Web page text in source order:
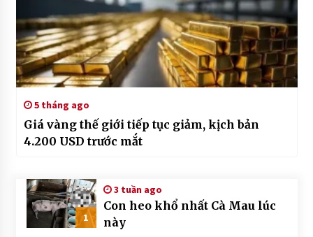
5 tháng ago
Giá vàng thế giới tiếp tục giảm, kịch bản
4.200 USD trước mắt
1
3 tuần ago
Con heo khổ nhất Cà Mau lúc
này